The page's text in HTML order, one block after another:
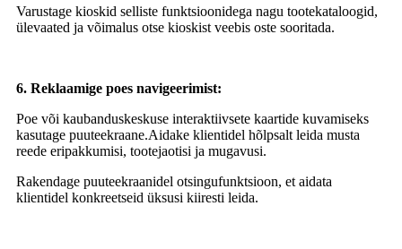
Varustage kioskid selliste funktsioonidega nagu tootekataloogid,
ülevaated ja võimalus otse kioskist veebis oste sooritada.
6. Reklaamige poes navigeerimist:
Poe või kaubanduskeskuse interaktiivsete kaartide kuvamiseks
kasutage puuteekraane.Aidake klientidel hõlpsalt leida musta
reede eripakkumisi, tootejaotisi ja mugavusi.
Rakendage puuteekraanidel otsingufunktsioon, et aidata
klientidel konkreetseid üksusi kiiresti leida.